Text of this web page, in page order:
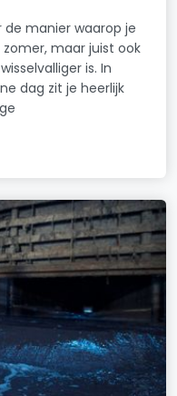
de manier waarop je
maar juist ook
is. In
dag zit je heerlijk